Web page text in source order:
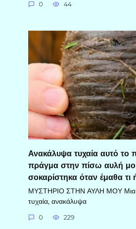
0 44
Ανακάλυψα τυχαία αυτό το
πράγμα στην πίσω αυλή
σοκαρίστηκα όταν έμαθα τι
ΜΥΣΤΗΡΙΟ ΣΤΗΝ ΑΥΛΗ ΜΟΥ Μια
τυχαία, ανακάλυψα
0 229